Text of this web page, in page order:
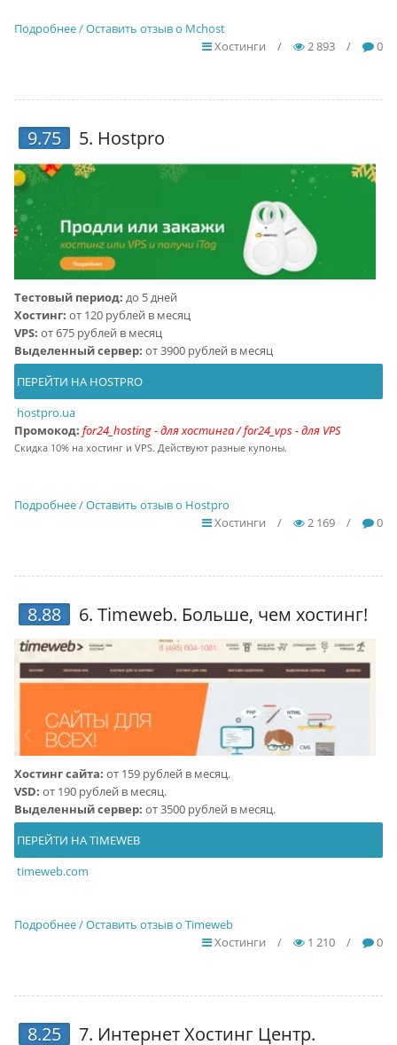
Подробнее / Оставить отзыв о Mchost
Хостинги
/ 2 893 / 0
9.75 5. Hostpro
Тестовый период: до 5 дней
Хостинг: от 120 рублей в месяц
VPS: от 675 рублей в месяц
Выделенный сервер: от 3900 рублей в месяц
ПЕРЕЙТИ НА HOSTPRO
hostpro.ua
Промокод: for24_hosting - для хостинга / for24_vps - для VPS
Скидка 10% на хостинг и VPS. Действуют разные купоны.
Подробнее / Оставить отзыв о Hostpro
Хостинги
/ 2 169 / 0
8.88 6. Timeweb. Больше, чем хостинг!
Хостинг сайта: от 159 рублей в месяц.
VSD: от 190 рублей в месяц.
Выделенный сервер: от 3500 рублей в месяц.
ПЕРЕЙТИ НА TIMEWEB
timeweb.com
Подробнее / Оставить отзыв о Timeweb
Хостинги
/ 1 210 / 0
8.25 7. Интернет Хостинг Центр.